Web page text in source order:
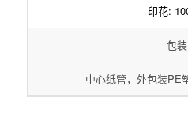
印花:
包装
中心纸管，外包装PE